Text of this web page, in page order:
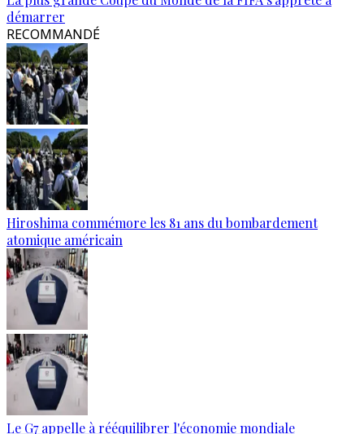
démarrer
RECOMMANDÉ
Hiroshima commémore les 81 ans du bombardement
atomique américain
Le G7 appelle à rééquilibrer l'économie mondiale